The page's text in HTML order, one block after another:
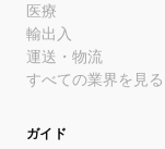
医療
輸出入
運送・物流
すべての業界を見
ガイド